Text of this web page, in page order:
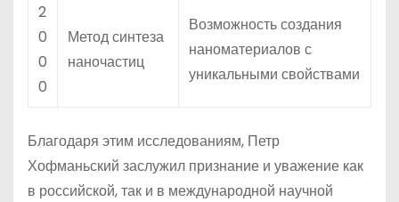
2
0
0
0
Метод синтеза
наночастиц
Возможность создания
наноматериалов с
уникальными свойствами
Благодаря этим исследованиям, Петр
Хофманьский заслужил признание и уважение как
в российской, так и в международной научной